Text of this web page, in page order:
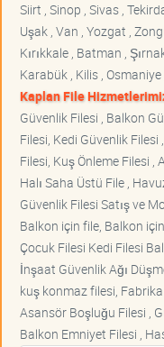
Siirt , Sinop , Sivas ,
Uşak , Van , Yozgat ,
Kırıkkale , Batman ,
Karabük , Kilis , Osmaniye
Kaplan File
Güvenlik Filesi , Balkon
Filesi, Kedi Güvenlik
Filesi, Kuş Önleme Filesi
Halı Saha Üstü File ,
Güvenlik Filesi Satış ve
Balkon için file, Balkon
Çocuk Filesi Kedi Filesi
İnşaat Güvenlik Ağı
kuş konmaz filesi,
Asansör Boşluğu Filesi ,
Balkon Emniyet Filesi ,